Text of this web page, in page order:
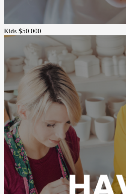
Kids $50.000